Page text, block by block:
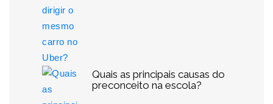
Quais as principais causas do
preconceito na escola?